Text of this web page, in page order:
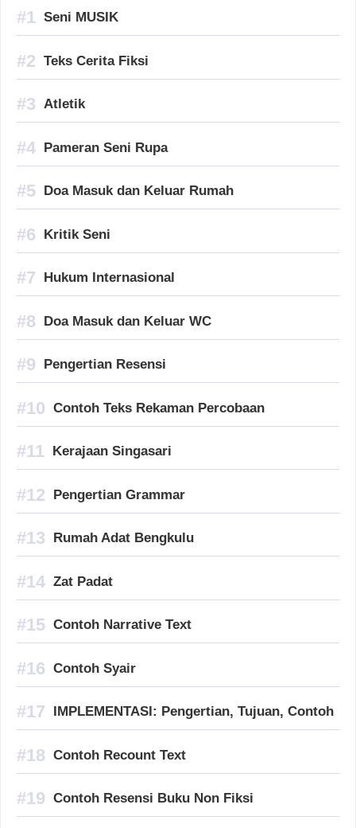
Seni MUSIK
Teks Cerita Fiksi
Atletik
Pameran Seni Rupa
Doa Masuk dan Keluar Rumah
Kritik Seni
Hukum Internasional
Doa Masuk dan Keluar WC
Pengertian Resensi
Contoh Teks Rekaman Percobaan
Kerajaan Singasari
Pengertian Grammar
Rumah Adat Bengkulu
Zat Padat
Contoh Narrative Text
Contoh Syair
IMPLEMENTASI: Pengertian, Tujuan, Contoh
Contoh Recount Text
Contoh Resensi Buku Non Fiksi